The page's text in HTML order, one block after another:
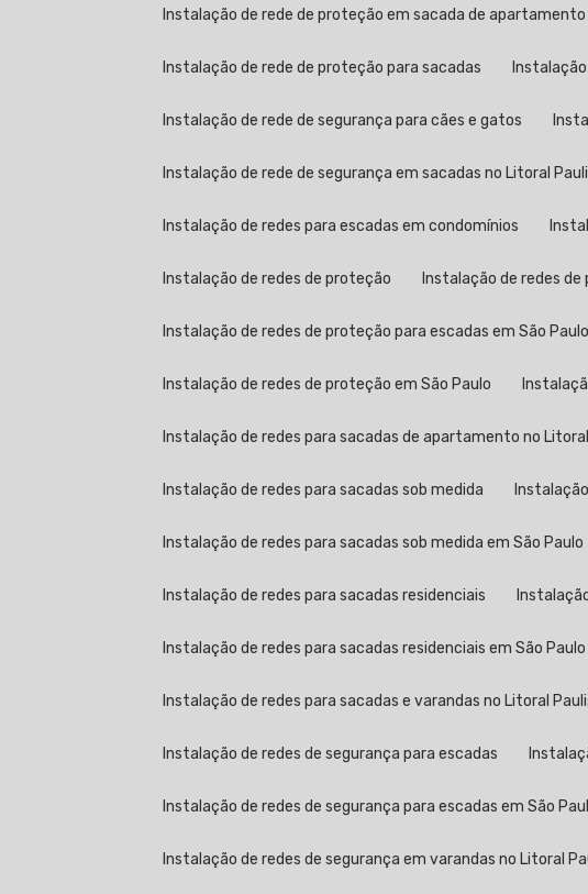
Instalação de rede de proteção em sacada de
Instalação de rede de proteção para sacadas
Instalação de rede de segurança para cães e gatos
Instalação de rede de segurança em sacadas no Litoral
Instalação de redes para escadas em condomínios
Instalação de redes de proteção Instalação de redes
Instalação de redes de proteção para escadas em São Paulo
Instalação de redes de proteção em São Paulo
Instalação de redes para sacadas de apartamento no
Instalação de redes para sacadas sob medida
Instalação de redes para sacadas sob medida em São Paulo
Instalação de redes para sacadas residenciais
Instalação de redes para sacadas residenciais em São Paulo
Instalação de redes para sacadas e varandas no Litoral
Instalação de redes de segurança para escadas
Instalação de redes de segurança para escadas em São
Instalação de redes de segurança em varandas no Litoral